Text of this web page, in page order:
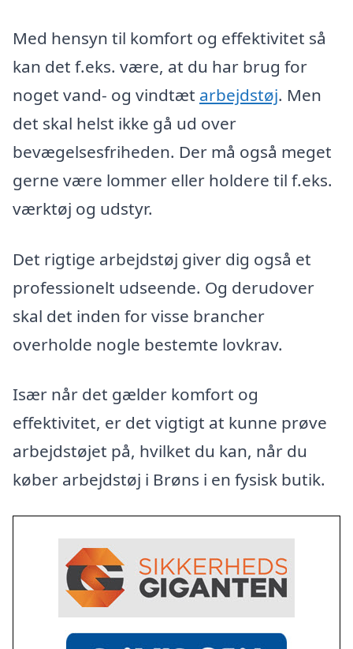
Med hensyn til komfort og effektivitet så
kan det f.eks. være, at du har brug for
noget vand- og vindtæt arbejdstøj. Men
det skal helst ikke gå ud over
bevægelsesfriheden. Der må også meget
gerne være lommer eller holdere til f.eks.
værktøj og udstyr.
Det rigtige arbejdstøj giver dig også et
professionelt udseende. Og derudover
skal det inden for visse brancher
overholde nogle bestemte lovkrav.
Især når det gælder komfort og
effektivitet, er det vigtigt at kunne prøve
arbejdstøjet på, hvilket du kan, når du
køber arbejdstøj i Brøns i en fysisk butik.